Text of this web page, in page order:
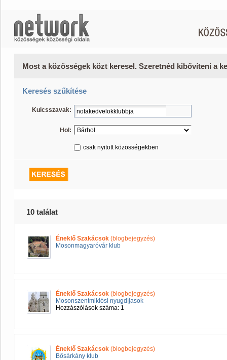
Most a közösségek közt keresel. Szeretnéd kibővíteni a
Keresés szűkítése
Kulcsszavak:
Hol:
csak nyitott közösségekben
10 találat
Éneklő Szakácsok (blogbejegyzés)
Mosonmagyaróvár klub
Éneklő Szakácsok (blogbejegyzés)
Mosonszentmiklósi nyugdíjasok
Hozzászólások száma: 1
Éneklő Szakácsok (blogbejegyzés)
Bősárkány klub